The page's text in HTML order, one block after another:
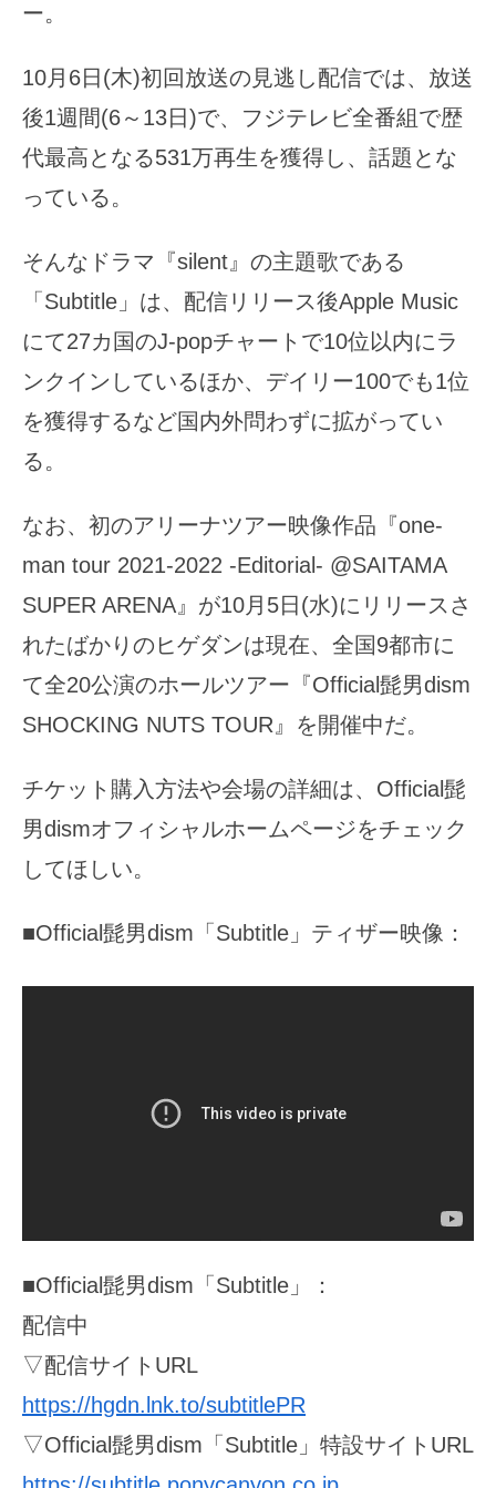
ー。
10月6日(木)初回放送の見逃し配信では、放送
後1週間(6～13日)で、フジテレビ全番組で歴
代最高となる531万再生を獲得し、話題とな
っている。
そんなドラマ『silent』の主題歌である
「Subtitle」は、配信リリース後Apple Music
にて27カ国のJ-popチャートで10位以内にラ
ンクインしているほか、デイリー100でも1位
を獲得するなど国内外問わずに拡がってい
る。
なお、初のアリーナツアー映像作品『one-
man tour 2021-2022 -Editorial- @SAITAMA
SUPER ARENA』が10月5日(水)にリリースさ
れたばかりのヒゲダンは現在、全国9都市に
て全20公演のホールツアー『Official髭男dism
SHOCKING NUTS TOUR』を開催中だ。
チケット購入方法や会場の詳細は、Official髭
男dismオフィシャルホームページをチェック
してほしい。
■Official髭男dism「Subtitle」ティザー映像：
■Official髭男dism「Subtitle」：
配信中
▽配信サイトURL
https://hgdn.lnk.to/subtitlePR
▽Official髭男dism「Subtitle」特設サイトURL